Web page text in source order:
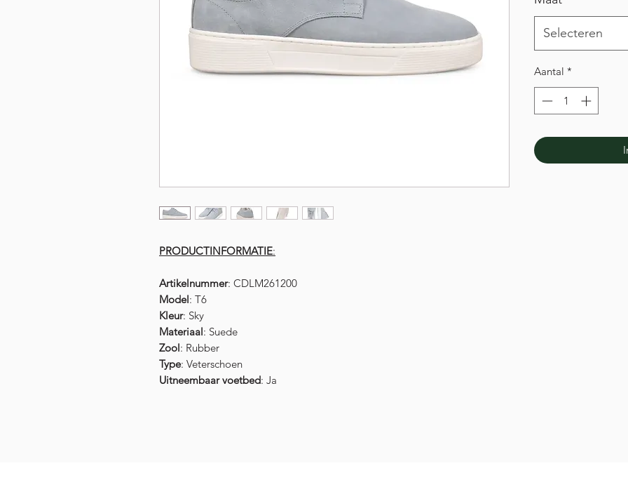
PRODUCTINFORMATIE:
Artikelnummer: CDLM261200
Model: T6
Kleur: Sky
Materiaal: Suede
Zool: Rubber
Type: Veterschoen
Uitneembaar voetbed: Ja
Selecteren
Aantal *